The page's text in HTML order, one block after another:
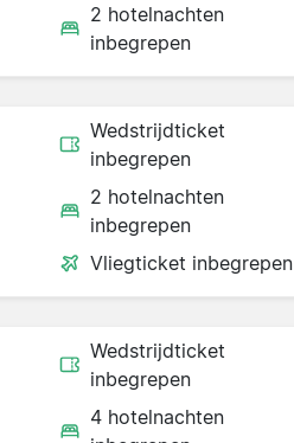
2 hotelnachten
inbegrepen
Wedstrijdticket
inbegrepen
2 hotelnachten
inbegrepen
Vliegticket inbegrepen
Wedstrijdticket
inbegrepen
4 hotelnachten